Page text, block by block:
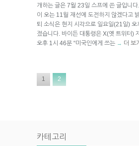
개하는 글은 7월 23일 스프에 쓴 글입니
이 오는 11월 재선에 도전하지 않겠다고
퇴 소식은 현지 시각으로 일요일(21일) 오
졌습니다. 바이든 대통령은 X(옛 트위터)
오후 1시 46분 “미국인에게 쓰는 → 더 보기
1 2
카테고리